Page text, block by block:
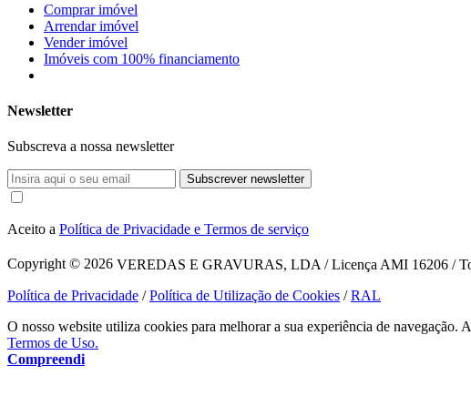
Comprar imóvel
Arrendar imóvel
Vender imóvel
Imóveis com 100% financiamento
Newsletter
Subscreva a nossa newsletter
Subscrever newsletter
Aceito a Política de Privacidade e Termos de serviço
Copyright © 2026 VEREDAS E GRAVURAS, LDA / Licença AMI 16206 /
Política de Privacidade /Política de Utilização de Cookies /RAL
O nosso website utiliza cookies para melhorar a sua experiência de navegação.
Termos de Uso.
Compreendi